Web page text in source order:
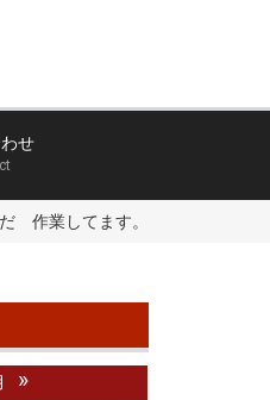
せ
作業してます。
»